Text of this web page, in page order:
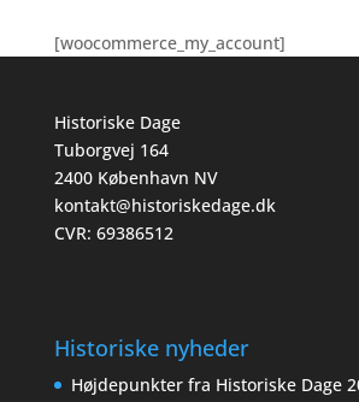
[woocommerce_my_account]
Historiske Dage
Tuborgvej 164
2400 København NV
kontakt@historiskedage.dk
CVR: 69386512
Historiske nyheder
Højdepunkter fra Historiske Dage